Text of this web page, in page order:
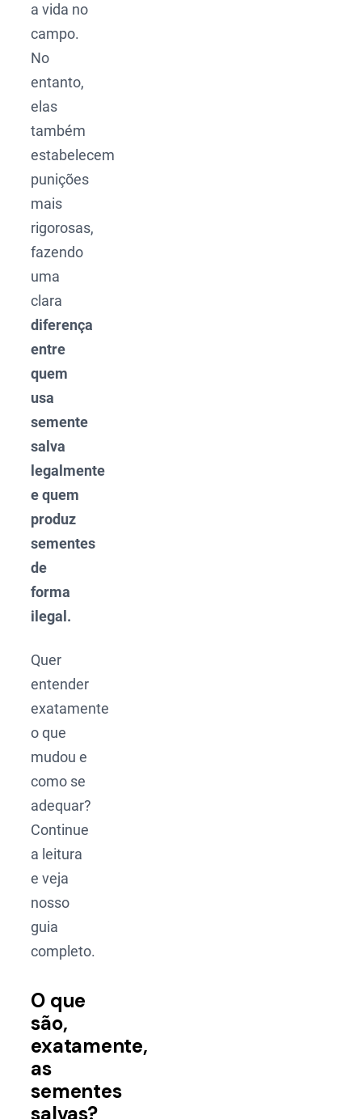
a vida no
campo.
No
entanto,
elas
também
estabelecem
punições
mais
rigorosas,
fazendo
uma
clara
diferença
entre
quem
usa
semente
salva
legalmente
e quem
produz
sementes
de
forma
ilegal.
Quer
entender
exatamente
o que
mudou e
como se
adequar?
Continue
a leitura
e veja
nosso
guia
completo.
O que
são,
exatamente,
as
sementes
salvas?